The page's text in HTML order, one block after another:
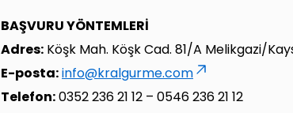
BAŞVURU YÖNTEMLERİ
Adres: Köşk Mah. Köşk Cad. 81/A Melikgazi/
E-posta:info@kralgurme.com
Telefon:0352 236 21 12 – 0546 236 21 12